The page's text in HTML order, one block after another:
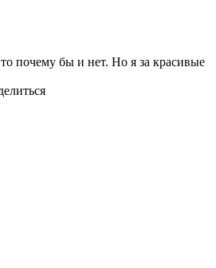
почему бы и нет. Но я за красивые